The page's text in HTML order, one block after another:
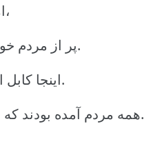
اما وقتی که برویم داخلش،
پر از مردم خوشدل، پر از داستان است.
اینجا کابل است. دوران انتخابات آخر.
همه مردم آمده بودند که ببینند کاندیدایشان کیست.